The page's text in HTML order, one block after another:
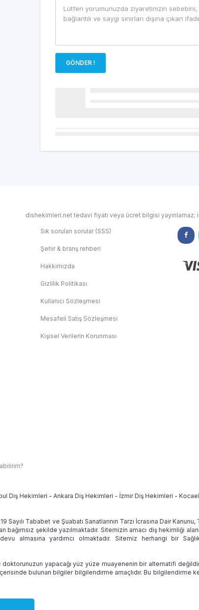
GÖNDER !
dishekimleri.net tedavi fiyatı veya ücret bilgisi yayınlamaz;
Sık sorulan sorular (SSS)
Şehir & branş rehberi
Hakkımızda
Gizlilik Politikası
Kullanıcı Sözleşmesi
Mesafeli Satış Sözleşmesi
Kişisel Verilerin Korunması
Diş Hekimleri - Ankara Diş Hekimleri - İzmir Diş Hekimleri -
Sayılı Tababet ve Şuabatı Sanatlarının Tarzı İcrasına Dair
bağımsız şekilde yazılmaktadır. Sitemizin amacı diş
almasına yardımcı olmaktadır. Sitemiz herhangi bir
yapacağı yüz yüze muayenenin bir alternatifi
bulunan bilgiler bilgilendirme amaçlıdır. Bu bilgilendirme